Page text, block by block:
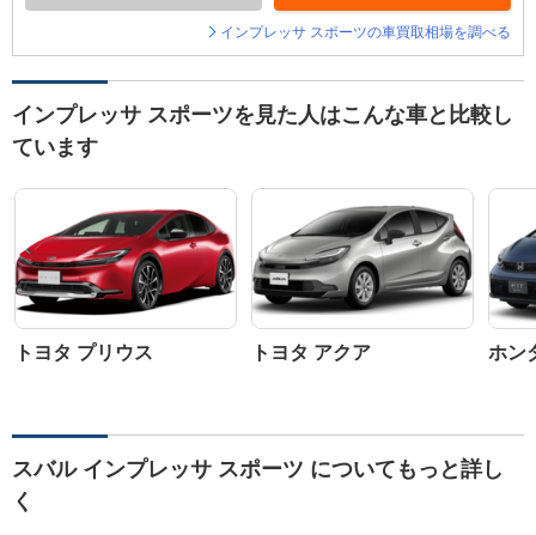
インプレッサ スポーツの車買取相場を調べる
インプレッサ スポーツを見た人はこんな車と比較し
ています
トヨタ プリウス トヨタ アクア ホン
スバル インプレッサ スポーツ についてもっと詳し
く